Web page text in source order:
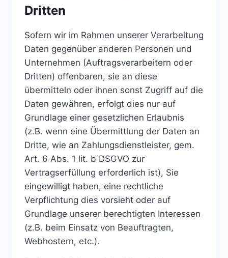
Dritten
Sofern wir im Rahmen unserer Verarbeitung
Daten gegenüber anderen Personen und
Unternehmen (Auftragsverarbeitern oder
Dritten) offenbaren, sie an diese
übermitteln oder ihnen sonst Zugriff auf die
Daten gewähren, erfolgt dies nur auf
Grundlage einer gesetzlichen Erlaubnis
(z.B. wenn eine Übermittlung der Daten an
Dritte, wie an Zahlungsdienstleister, gem.
Art. 6 Abs. 1 lit. b DSGVO zur
Vertragserfüllung erforderlich ist), Sie
eingewilligt haben, eine rechtliche
Verpflichtung dies vorsieht oder auf
Grundlage unserer berechtigten Interessen
(z.B. beim Einsatz von Beauftragten,
Webhostern, etc.).